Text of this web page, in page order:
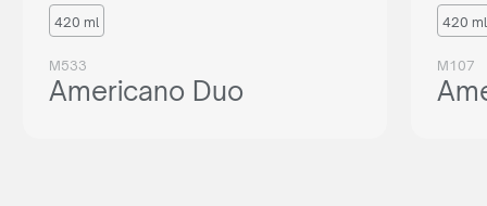
420 ml
M533
Americano Duo
420 ml
M107